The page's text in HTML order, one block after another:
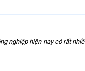
nghiệp hiện nay có rất